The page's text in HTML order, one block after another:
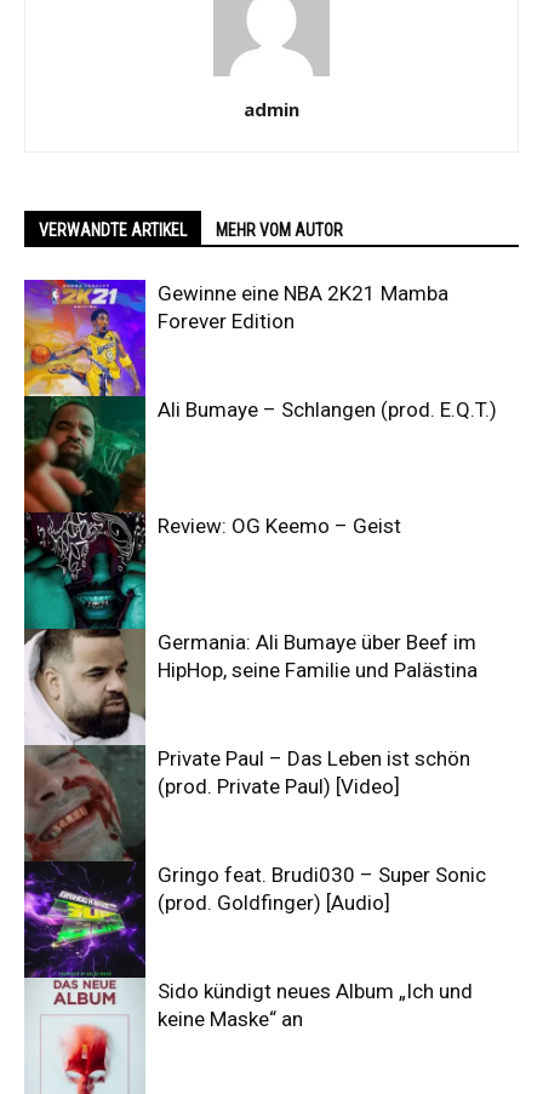
admin
VERWANDTE ARTIKEL MEHR VOM AUTOR
Gewinne eine NBA 2K21 Mamba
Forever Edition
Ali Bumaye – Schlangen (prod. E.Q.T.)
Review: OG Keemo – Geist
Germania: Ali Bumaye über Beef im
HipHop, seine Familie und Palästina
Private Paul – Das Leben ist schön
(prod. Private Paul) [Video]
Gringo feat. Brudi030 – Super Sonic
(prod. Goldfinger) [Audio]
Sido kündigt neues Album „Ich und
keine Maske“ an